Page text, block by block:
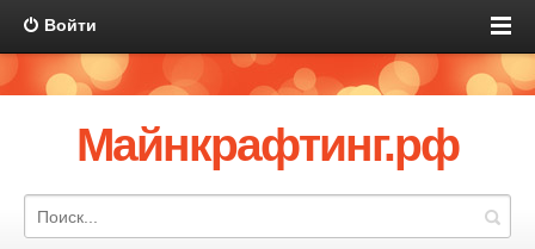
Войти
Майнкрафтинг.рф